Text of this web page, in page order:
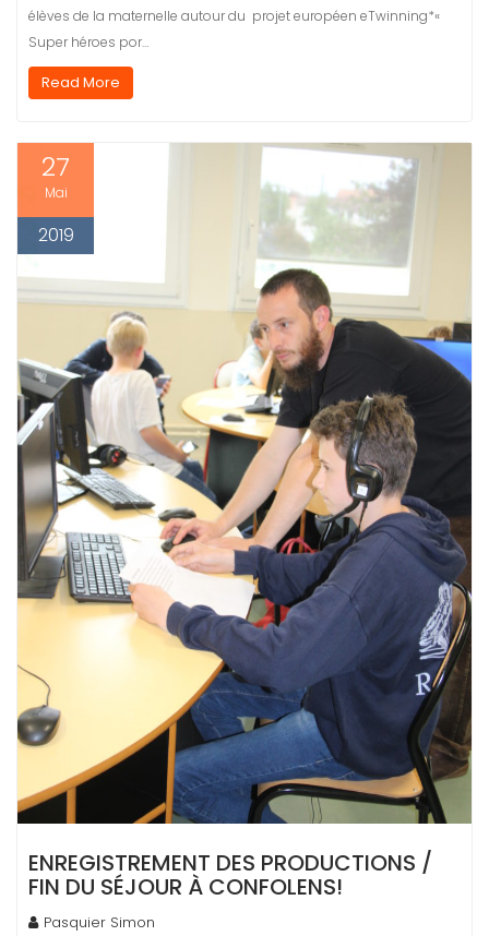
élèves de la maternelle autour du projet européen eTwinning*«
Super héroes por…
Read More
27
Mai
2019
ENREGISTREMENT DES PRODUCTIONS /
FIN DU SÉJOUR À CONFOLENS!
Pasquier Simon